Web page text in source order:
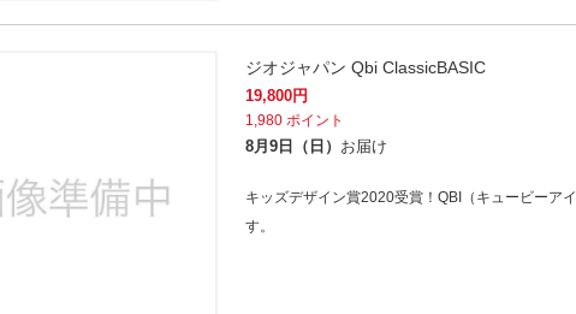
ジオジャパン Qbi ClassicBASIC
19,800円
1,980 ポイント
8月9日（日） お届け
キッズデザイン賞2020受賞！QBI（キュービーア
す。